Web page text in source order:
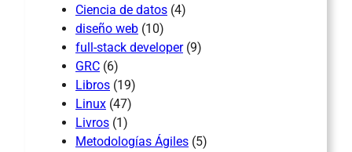
Ciencia de datos (4)
diseño web (10)
full-stack developer(9)
GRC (6)
Libros (19)
Linux (47)
Livros (1)
Metodologías Ágiles (5)